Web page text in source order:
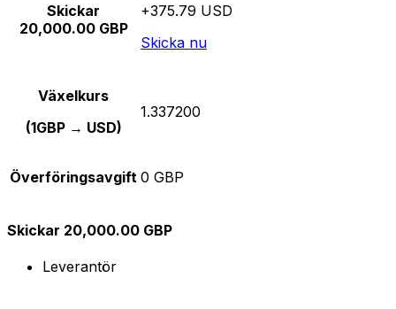
Skickar
20,000.00 GBP
+375.79 USD
Skicka nu
Växelkurs
(1GBP → USD)
1.337200
Överföringsavgift 0 GBP
Skickar 20,000.00 GBP
Leverantör